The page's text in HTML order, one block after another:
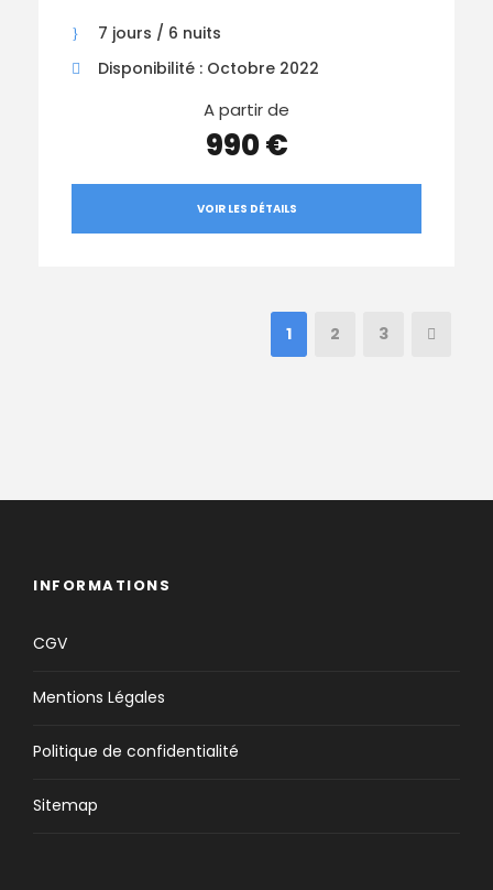
7 jours / 6 nuits
Disponibilité : Octobre 2022
A partir de
990 €
VOIR LES DÉTAILS
1 2 3
INFORMATIONS
CGV
Mentions Légales
Politique de confidentialité
Sitemap